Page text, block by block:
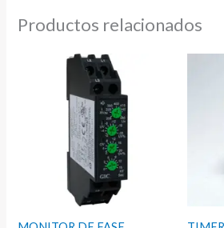
Productos relacionados